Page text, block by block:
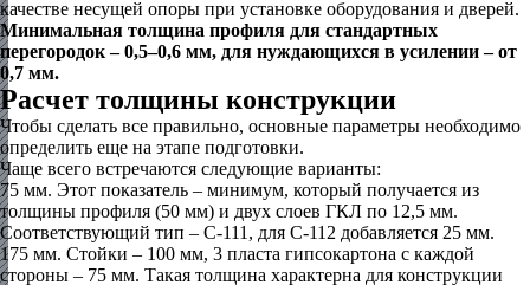
качестве несущей опоры при установке оборудования и дверей.
Минимальная толщина профиля для стандартных
перегородок – 0,5–0,6 мм, для нуждающихся в усилении – от
0,7 мм.
Расчет толщины конструкции
Чтобы сделать все правильно, основные параметры необходимо
определить еще на этапе подготовки.
Чаще всего встречаются следующие варианты:
75 мм. Этот показатель – минимум, который получается из
толщины профиля (50 мм) и двух слоев ГКЛ по 12,5 мм.
Соответствующий тип – С-111, для С-112 добавляется 25 мм.
175 мм. Стойки – 100 мм, 3 пласта гипсокартона с каждой
стороны – 75 мм. Такая толщина характерна для конструкции